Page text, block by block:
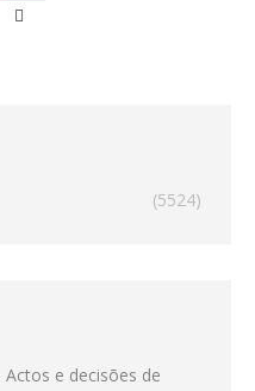
(5524)
e decisões de